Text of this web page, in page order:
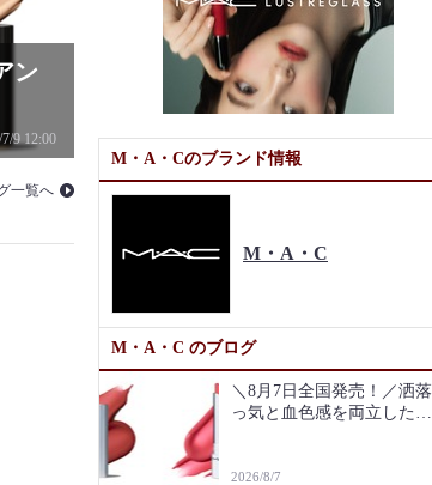
ン
9 12:00
一覧へ
M・A・Cのブランド情報
M・A・C
M・A・C のブログ
＼8月7日全国発売！／洒落
っ気と血色感を両立したリ
2026/8/7